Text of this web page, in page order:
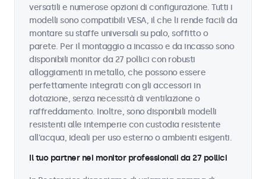
versatili e numerose opzioni di configurazione. Tutti i
modelli sono compatibili VESA, il che li rende facili da
montare su staffe universali su palo, soffitto o
parete. Per il montaggio a incasso e da incasso sono
disponibili monitor da 27 pollici con robusti
alloggiamenti in metallo, che possono essere
perfettamente integrati con gli accessori in
dotazione, senza necessità di ventilazione o
raffreddamento. Inoltre, sono disponibili modelli
resistenti alle intemperie con custodia resistente
all'acqua, ideali per uso esterno o ambienti esigenti.
Il tuo partner nei monitor professionali da 27 pollici